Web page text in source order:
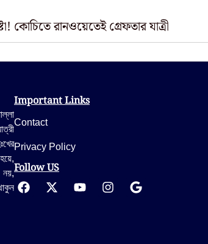
কোচিতে রানওয়েতেই গ্রেফতার যাত্রী
নয়,
Important Links
Contact
Privacy Policy
Follow US